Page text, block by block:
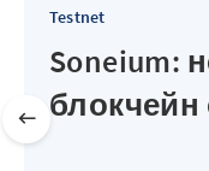
Testnet
Soneium:
блокчейн